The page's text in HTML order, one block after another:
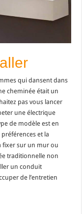
qui dansent dans
cheminée était un
pas vous lancer
une électrique
de modèle est en
et la
fixer sur un mur ou
traditionnelle non
un conduit
de l’entretien